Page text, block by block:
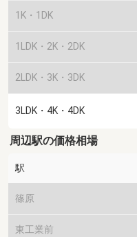
1K・1DK
1LDK・2K・2DK
2LDK・3K・3DK
3LDK・4K・4DK
周辺駅の価格相場
駅
篠原
東工業前